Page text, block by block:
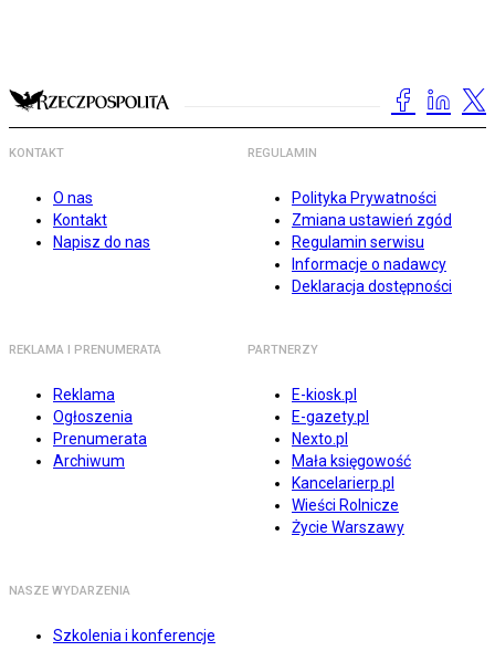
KONTAKT
O nas
Kontakt
Napisz do nas
REGULAMIN
Polityka Prywatności
Zmiana ustawień zgód
Regulamin serwisu
Informacje o nadawcy
Deklaracja dostępności
REKLAMA I PRENUMERATA
Reklama
Ogłoszenia
Prenumerata
Archiwum
PARTNERZY
E-kiosk.pl
E-gazety.pl
Nexto.pl
Mała księgowość
Kancelarierp.pl
Wieści Rolnicze
Życie Warszawy
NASZE WYDARZENIA
Szkolenia i konferencje